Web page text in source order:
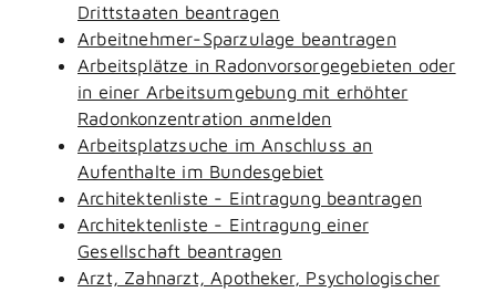
Drittstaaten beantragen
Arbeitnehmer-Sparzulage beantragen
Arbeitsplätze in Radonvorsorgegebieten oder
in einer Arbeitsumgebung mit erhöhter
Radonkonzentration anmelden
Arbeitsplatzsuche im Anschluss an
Aufenthalte im Bundesgebiet
Architektenliste - Eintragung beantragen
Architektenliste - Eintragung einer
Gesellschaft beantragen
Arzt, Zahnarzt, Apotheker, Psychologischer